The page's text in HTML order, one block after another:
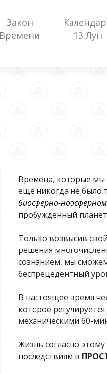
Закон
Времени
13 Лун
Времена, которые мы
ещё никогда не было
биосферно-
пробуждённый
Только возвысив
решения
сознанием, мы
беспрецедентный
В настоящее время
которое
механическими 60-
Жизнь согласно
последствиям в